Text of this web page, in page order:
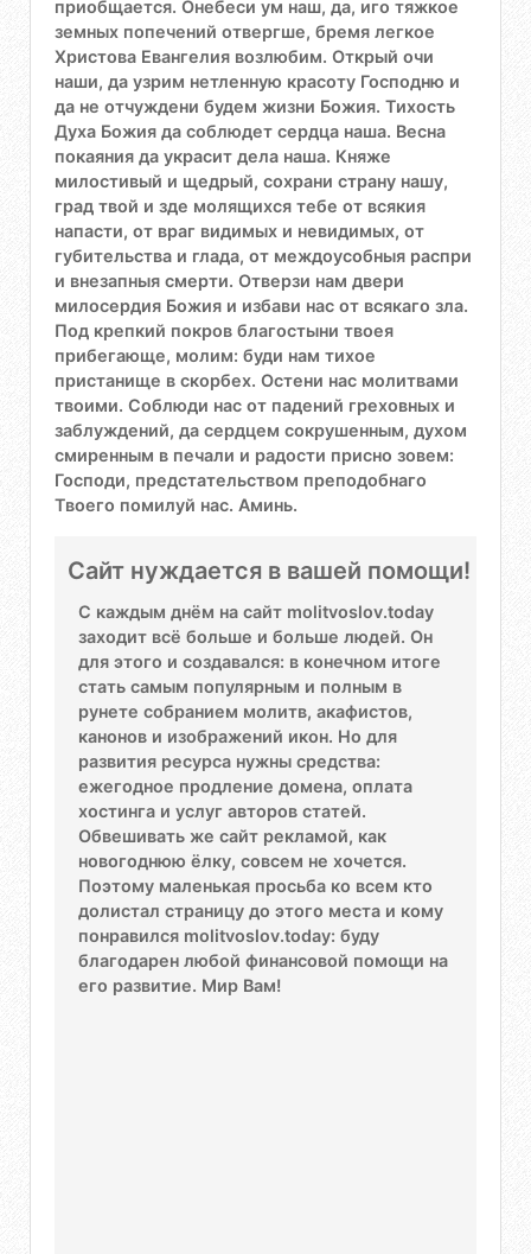
приобщается. Онебеси ум наш, да, иго тяжкое
земных попечений отвергше, бремя легкое
Христова Евангелия возлюбим. Открый очи
наши, да узрим нетленную красоту Господню и
да не отчуждени будем жизни Божия. Тихость
Духа Божия да соблюдет сердца наша. Весна
покаяния да украсит дела наша. Княже
милостивый и щедрый, сохрани страну нашу,
град твой и зде молящихся тебе от всякия
напасти, от враг видимых и невидимых, от
губительства и глада, от междоусобныя распри
и внезапныя смерти. Отверзи нам двери
милосердия Божия и избави нас от всякаго зла.
Под крепкий покров благостыни твоея
прибегающе, молим: буди нам тихое
пристанище в скорбех. Остени нас молитвами
твоими. Соблюди нас от падений греховных и
заблуждений, да сердцем сокрушенным, духом
смиренным в печали и радости присно зовем:
Господи, предстательством преподобнаго
Твоего помилуй нас. Аминь.
Сайт нуждается в вашей помощи!
С каждым днём на сайт molitvoslov.today
заходит всё больше и больше людей. Он
для этого и создавался: в конечном итоге
стать самым популярным и полным в
рунете собранием молитв, акафистов,
канонов и изображений икон. Но для
развития ресурса нужны средства:
ежегодное продление домена, оплата
хостинга и услуг авторов статей.
Обвешивать же сайт рекламой, как
новогоднюю ёлку, совсем не хочется.
Поэтому маленькая просьба ко всем кто
долистал страницу до этого места и кому
понравился molitvoslov.today: буду
благодарен любой финансовой помощи на
его развитие. Мир Вам!